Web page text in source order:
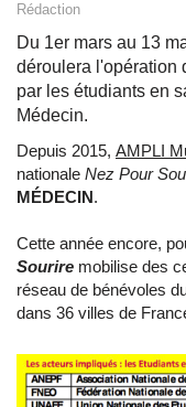
Rédaction
Du 1er mars au 13
déroulera l'opération
par les étudiants en
Médecin.
Depuis 2015, AMPLI
nationale Nez Pour
MÉDECIN.
Cette année encore,
Sourire mobilise des
réseau de bénévoles
dans 36 villes de